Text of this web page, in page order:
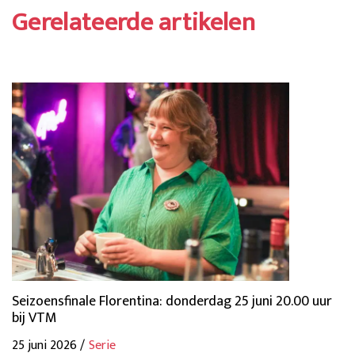
Gerelateerde artikelen
Seizoensfinale Florentina: donderdag 25 juni 20.00 uur
bij VTM
25 juni 2026 /Serie